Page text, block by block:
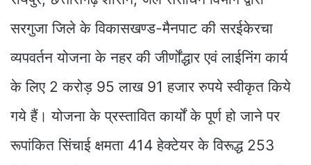
सरगुजा जिले के विकासखण्ड-मैनपाट की सरईकेरचा
व्यपवर्तन योजना के नहर की जीर्णोंद्धार एवं लाईनिंग कार्य
के लिए 2 करोड़ 95 लाख 91 हजार रुपये स्वीकृत किये
गये हैं। योजना के प्रस्तावित कार्यों के पूर्ण हो जाने पर
रूपांकित सिंचाई क्षमता 414 हेक्टेयर के विरूद्ध 253